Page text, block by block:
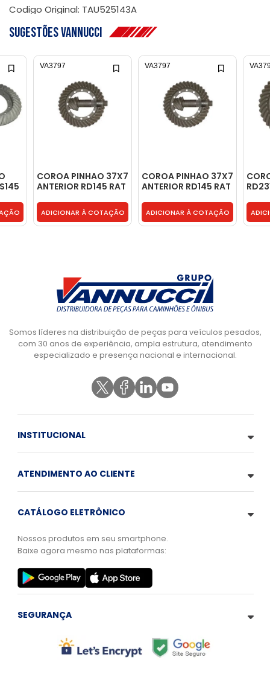
Codigo Original: TAU525143A
Sugestões Vannucci
COROA PINHAO 37X7
ANTERIOR RD145 RAT
ADICIONAR À COTAÇÃO
VA3797
COROA PINHAO 37X7
ANTERIOR RD145 RAT
ADICIONAR À COTAÇÃO
VA3797
Somos líderes na distribuição de peças para veículos pesados,
com 30 anos de experiência, ampla estrutura, atendimento
especializado e presença nacional e internacional.
INSTITUCIONAL
ATENDIMENTO AO CLIENTE
CATÁLOGO ELETRÔNICO
Nossos produtos em seu smartphone.
Baixe agora mesmo nas plataformas:
SEGURANÇA